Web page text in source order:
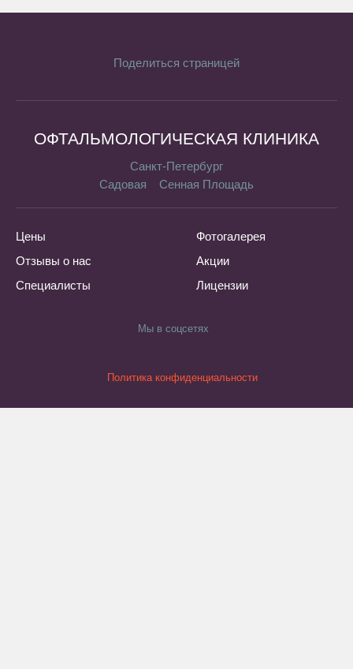
Поделиться страницей
ОФТАЛЬМОЛОГИЧЕСКАЯ КЛИНИКА
Санкт-Петербург
Садовая
Сенная Площадь
Цены
Отзывы о нас
Специалисты
Фотогалерея
Акции
Лицензии
Мы в соцсетях
Политика конфиденциальности